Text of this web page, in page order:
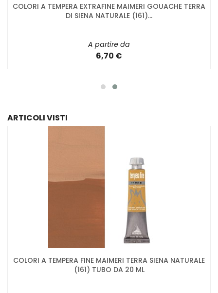
COLORI A TEMPERA EXTRAFINE MAIMERI GOUACHE TERRA
DI SIENA NATURALE (161)...
A partire da
6,70 €
ARTICOLI VISTI
COLORI A TEMPERA FINE MAIMERI TERRA SIENA NATURALE
(161) TUBO DA 20 ML